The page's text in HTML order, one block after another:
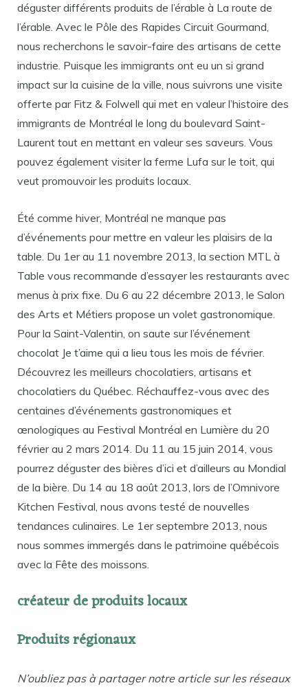
déguster différents produits de l’érable à La route de
l’érable. Avec le Pôle des Rapides Circuit Gourmand,
nous recherchons le savoir-faire des artisans de cette
industrie. Puisque les immigrants ont eu un si grand
impact sur la cuisine de la ville, nous suivrons une visite
offerte par Fitz & Folwell qui met en valeur l’histoire des
immigrants de Montréal le long du boulevard Saint-
Laurent tout en mettant en valeur ses saveurs. Vous
pouvez également visiter la ferme Lufa sur le toit, qui
veut promouvoir les produits locaux.
Été comme hiver, Montréal ne manque pas
d’événements pour mettre en valeur les plaisirs de la
table. Du 1er au 11 novembre 2013, la section MTL à
Table vous recommande d’essayer les restaurants avec
menus à prix fixe. Du 6 au 22 décembre 2013, le Salon
des Arts et Métiers propose un volet gastronomique.
Pour la Saint-Valentin, on saute sur l’événement
chocolat Je t’aime qui a lieu tous les mois de février.
Découvrez les meilleurs chocolatiers, artisans et
chocolatiers du Québec. Réchauffez-vous avec des
centaines d’événements gastronomiques et
œnologiques au Festival Montréal en Lumière du 20
février au 2 mars 2014. Du 11 au 15 juin 2014, vous
pourrez déguster des bières d’ici et d’ailleurs au Mondial
de la bière. Du 14 au 18 août 2013, lors de l’Omnivore
Kitchen Festival, nous avons testé de nouvelles
tendances culinaires. Le 1er septembre 2013, nous
nous sommes immergés dans le patrimoine québécois
avec la Fête des moissons.
créateur de produits locaux
Produits régionaux
N’oubliez pas à partager notre article sur les réseaux